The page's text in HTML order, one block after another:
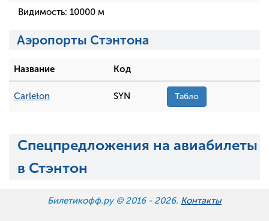
Видимость: 10000 м
Аэропорты Стэнтона
Название Код
Carleton SYN Табло
Спецпредложения на авиабилеты
в Стэнтон
Билетикофф.ру © 2016 - 2026. Контакты